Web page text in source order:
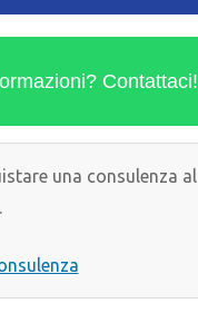
Contattaci!
una consulenza al